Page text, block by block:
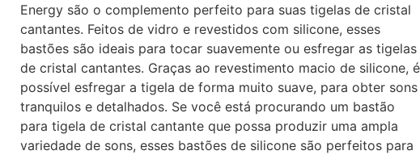
Energy são o complemento perfeito para suas tigelas de cristal
cantantes. Feitos de vidro e revestidos com silicone, esses
bastões são ideais para tocar suavemente ou esfregar as tigelas
de cristal cantantes. Graças ao revestimento macio de silicone, é
possível esfregar a tigela de forma muito suave, para obter sons
tranquilos e detalhados. Se você está procurando um bastão
para tigela de cristal cantante que possa produzir uma ampla
variedade de sons, esses bastões de silicone são perfeitos para